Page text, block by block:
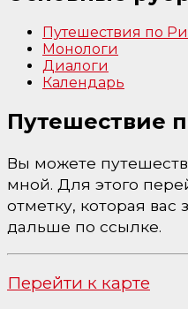
Путешествия по
Монологи
Диалоги
Календарь
Путешествие
Вы можете
мной. Для этого
отметку, которая вас
дальше по ссылке.
Перейти к карте